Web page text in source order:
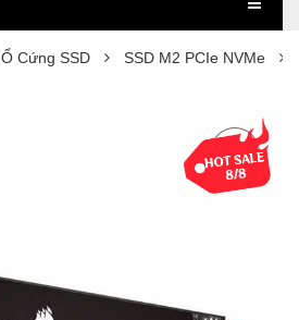
Ổ Cứng SSD SSD M2 PCIe NVMe